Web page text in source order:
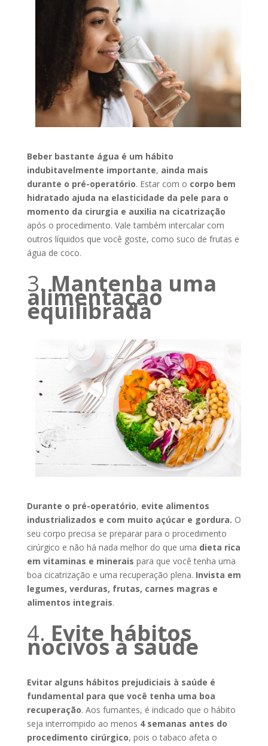
Beber bastante água é um hábito
indubitavelmente importante, ainda mais
durante o pré-operatório. Estar com o corpo bem
hidratado ajuda na elasticidade da pele para o
momento da cirurgia e auxilia na cicatrização
após o procedimento. Vale também intercalar com
outros líquidos que você goste, como suco de frutas e
água de coco.
3.Mantenha uma
alimentação
equilibrada
Durante o pré-operatório, evite alimentos
industrializados e com muito açúcar e gordura. O
seu corpo precisa se preparar para o procedimento
cirúrgico e não há nada melhor do que uma dieta rica
em vitaminas e minerais para que você tenha uma
boa cicatrização e uma recuperação plena. Invista em
legumes, verduras, frutas, carnes magras e
alimentos integrais.
4. Evite hábitos
nocivos à saúde
Evitar alguns hábitos prejudiciais à saúde é
fundamental para que você tenha uma boa
recuperação. Aos fumantes, é indicado que o hábito
seja interrompido ao menos 4 semanas antes do
procedimento cirúrgico, pois o tabaco afeta o